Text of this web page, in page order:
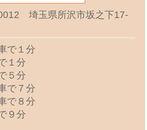
埼玉県所沢市坂之下17-
で１分
１分
５分
で７分
で８分
９分